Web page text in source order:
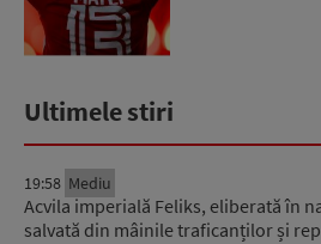
Ultimele stiri
19:58 Mediu
Acvila imperială Feliks, eliberată în
salvată din mâinile traficanților și